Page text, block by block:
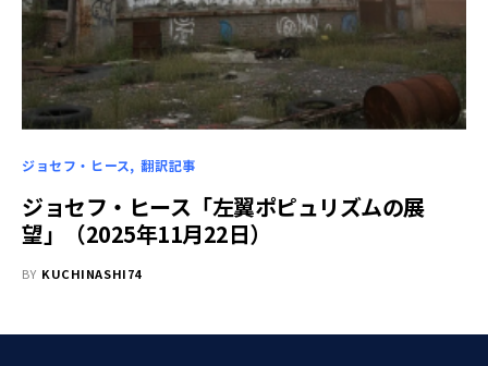
ジョセフ・ヒース 翻訳記事
ジョセフ・ヒース「左翼ポピュリズムの展
望」（2025年11月22日）
BY KUCHINASHI74